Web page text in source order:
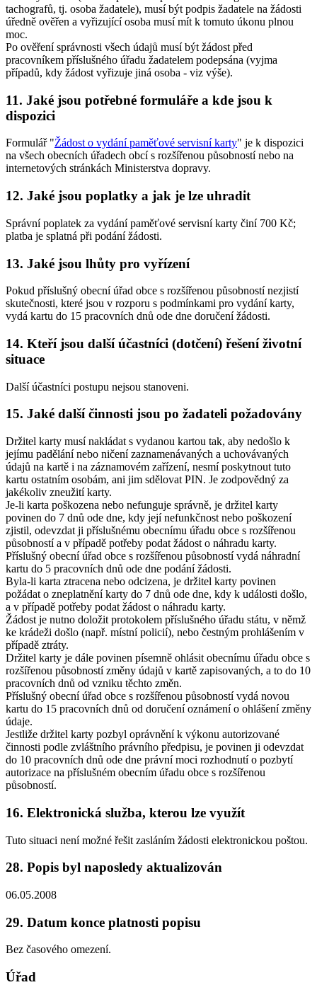
tachografů, tj. osoba žadatele), musí být podpis žadatele na žádosti
úředně ověřen a vyřizující osoba musí mít k tomuto úkonu plnou
moc.
Po ověření správnosti všech údajů musí být žádost před
pracovníkem příslušného úřadu žadatelem podepsána (vyjma
případů, kdy žádost vyřizuje jiná osoba - viz výše).
11. Jaké jsou potřebné formuláře a kde jsou k
dispozici
Formulář "Žádost o vydání paměťové servisní karty" je k dispozici
na všech obecních úřadech obcí s rozšířenou působností nebo na
internetových stránkách Ministerstva dopravy.
12. Jaké jsou poplatky a jak je lze uhradit
Správní poplatek za vydání paměťové servisní karty činí 700 Kč;
platba je splatná při podání žádosti.
13. Jaké jsou lhůty pro vyřízení
Pokud příslušný obecní úřad obce s rozšířenou působností nezjistí
skutečnosti, které jsou v rozporu s podmínkami pro vydání karty,
vydá kartu do 15 pracovních dnů ode dne doručení žádosti.
14. Kteří jsou další účastníci (dotčení) řešení životní
situace
Další účastníci postupu nejsou stanoveni.
15. Jaké další činnosti jsou po žadateli požadovány
Držitel karty musí nakládat s vydanou kartou tak, aby nedošlo k
jejímu padělání nebo ničení zaznamenávaných a uchovávaných
údajů na kartě i na záznamovém zařízení, nesmí poskytnout tuto
kartu ostatním osobám, ani jim sdělovat PIN. Je zodpovědný za
jakékoliv zneužití karty.
Je-li karta poškozena nebo nefunguje správně, je držitel karty
povinen do 7 dnů ode dne, kdy její nefunkčnost nebo poškození
zjistil, odevzdat ji příslušnému obecnímu úřadu obce s rozšířenou
působností a v případě potřeby podat žádost o náhradu karty.
Příslušný obecní úřad obce s rozšířenou působností vydá náhradní
kartu do 5 pracovních dnů ode dne podání žádosti.
Byla-li karta ztracena nebo odcizena, je držitel karty povinen
požádat o zneplatnění karty do 7 dnů ode dne, kdy k události došlo,
a v případě potřeby podat žádost o náhradu karty.
Žádost je nutno doložit protokolem příslušného úřadu státu, v němž
ke krádeži došlo (např. místní policií), nebo čestným prohlášením v
případě ztráty.
Držitel karty je dále povinen písemně ohlásit obecnímu úřadu obce s
rozšířenou působností změny údajů v kartě zapisovaných, a to do 10
pracovních dnů od vzniku těchto změn.
Příslušný obecní úřad obce s rozšířenou působností vydá novou
kartu do 15 pracovních dnů od doručení oznámení o ohlášení změny
údaje.
Jestliže držitel karty pozbyl oprávnění k výkonu autorizované
činnosti podle zvláštního právního předpisu, je povinen ji odevzdat
do 10 pracovních dnů ode dne právní moci rozhodnutí o pozbytí
autorizace na příslušném obecním úřadu obce s rozšířenou
působností.
16. Elektronická služba, kterou lze využít
Tuto situaci není možné řešit zasláním žádosti elektronickou poštou.
28. Popis byl naposledy aktualizován
06.05.2008
29. Datum konce platnosti popisu
Bez časového omezení.
Úřad